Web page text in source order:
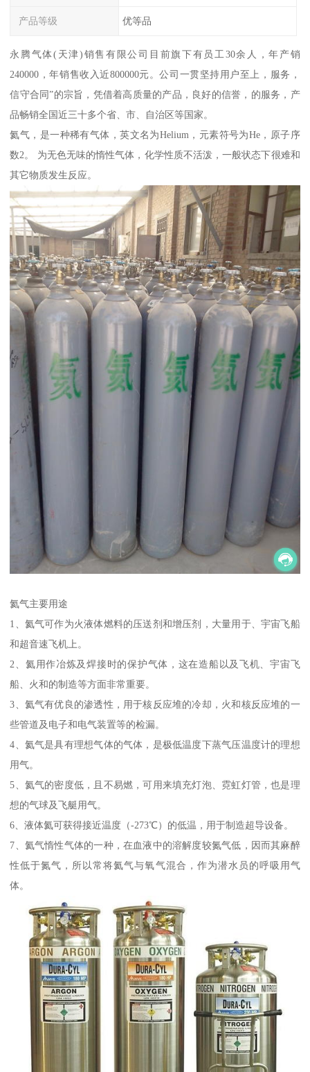
产品等级 优等品
永腾气体(天津)销售有限公司目前旗下有员工30余人，年产销
240000，年销售收入近800000元。公司一贯坚持用户至上，服务，
信守合同”的宗旨，凭借着高质量的产品，良好的信誉，的服务，产
品畅销全国近三十多个省、市、自治区等国家。
氦气，是一种稀有气体，英文名为Helium，元素符号为He，原子序
数2。 为无色无味的惰性气体，化学性质不活泼，一般状态下很难和
其它物质发生反应。
氦气主要用途
1、氦气可作为火液体燃料的压送剂和增压剂，大量用于、宇宙飞船
和超音速飞机上。
2、氦用作冶炼及焊接时的保护气体，这在造船以及飞机、宇宙飞
船、火和的制造等方面非常重要。
3、氦气有优良的渗透性，用于核反应堆的冷却，火和核反应堆的一
些管道及电子和电气装置等的检漏。
4、氦气是具有理想气体的气体，是极低温度下蒸气压温度计的理想
用气。
5、氦气的密度低，且不易燃，可用来填充灯泡、霓虹灯管，也是理
想的气球及飞艇用气。
6、液体氦可获得接近温度（-273℃）的低温，用于制造超导设备。
7、氦气惰性气体的一种，在血液中的溶解度较氮气低，因而其麻醉
性低于氮气，所以常将氦气与氧气混合，作为潜水员的呼吸用气
体。